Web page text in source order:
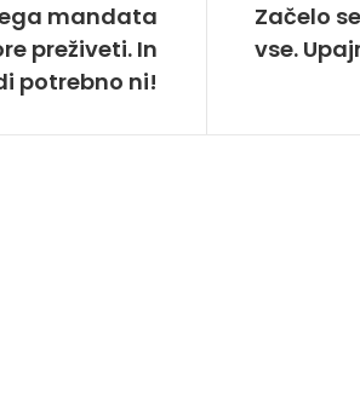
mandata
preživeti. In
potrebno ni!
Začelo
vse.